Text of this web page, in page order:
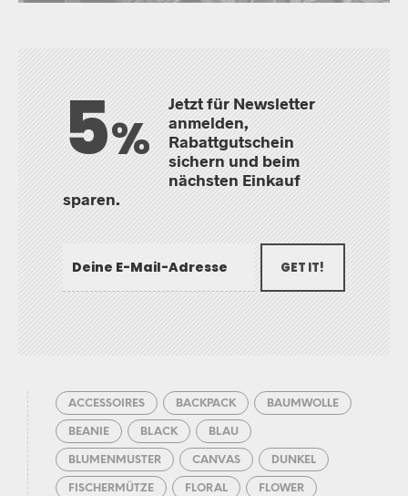
5%
Jetzt für Newsletter
anmelden,
Rabattgutschein
sichern und beim
nächsten Einkauf
sparen.
GET IT!
ACCESSOIRES BACKPACK BAUMWOLLE
BEANIE BLACK BLAU
BLUMENMUSTER CANVAS DUNKEL
FISCHERMÜTZE FLORAL FLOWER